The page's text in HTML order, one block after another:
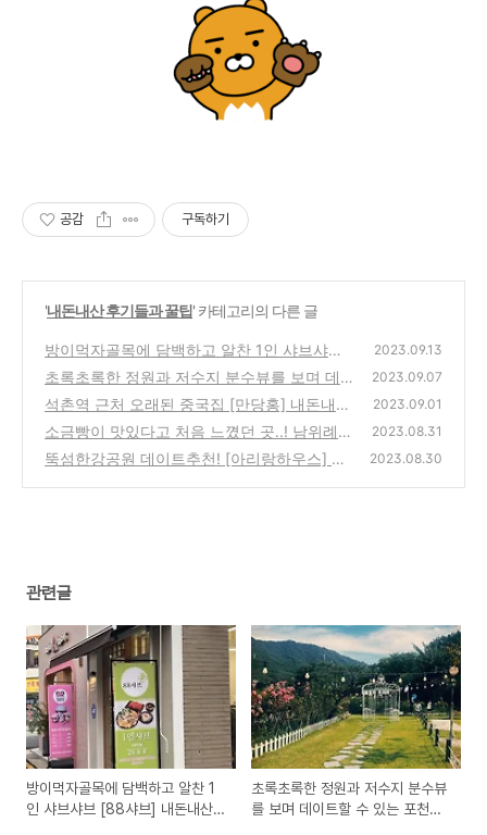
공감 구독하기
'내돈내산 후기들과 꿀팁' 카테고리의 다른 글
방이먹자골목에 담백하고 알찬 1인 샤브샤브
[88샤브] 내돈내산 솔직후기!
(1)
2023.09.13
초록초록한 정원과 저수지 분수뷰를 보며 데이
트할 수 있는 포천 [고모리691]
(0)
2023.09.07
석촌역 근처 오래된 중국집 [만당홍] 내돈내산
솔직후기?!
(2)
2023.09.01
소금빵이 맛있다고 처음 느꼈던 곳..! 남위례역
[로프베이커리앤커피]
(2)
2023.08.31
뚝섬한강공원 데이트추천! [아리랑하우스] 즉
2023.08.30
관련글
방이먹자골목에 담백하고 알찬 1
인 샤브샤브 [88샤브] 내돈내산
초록초록한 정원과 저수지 분수뷰
를 보며 데이트할 수 있는 포천